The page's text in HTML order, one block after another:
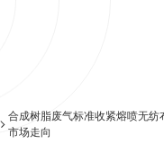
合成树脂废气标准收紧熔喷无纺
市场走向